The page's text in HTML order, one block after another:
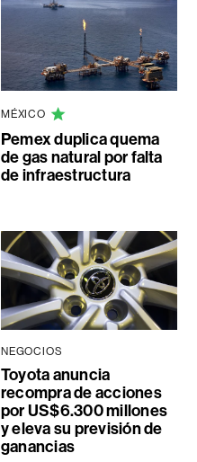
MÉXICO
Pemex duplica quema
de gas natural por falta
de infraestructura
NEGOCIOS
Toyota anuncia
recompra de acciones
por US$6.300 millones
y eleva su previsión de
ganancias